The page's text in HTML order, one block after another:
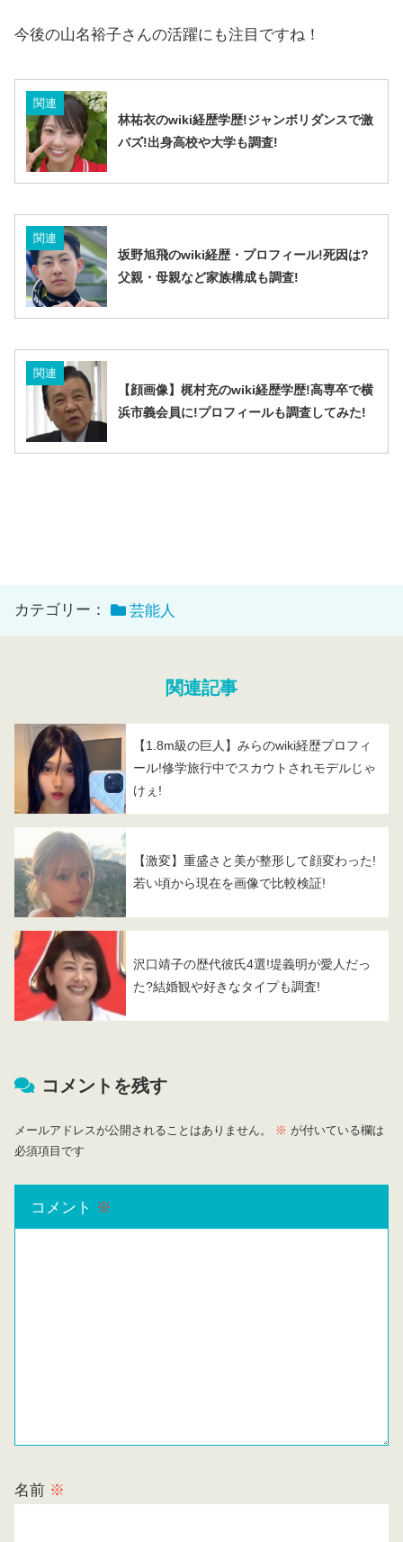
今後の山名裕子さんの活躍にも注目ですね！
関連
林祐衣のwiki経歴学歴!ジャンボリダンスで激
バズ!出身高校や大学も調査!
関連
坂野旭飛のwiki経歴・プロフィール!死因は?
父親・母親など家族構成も調査!
関連
【顔画像】梶村充のwiki経歴学歴!高専卒で横
浜市義会員に!プロフィールも調査してみた!
カテゴリー： 芸能人
関連記事
【1.8m級の巨人】みらのwiki経歴プロフィ
ール!修学旅行中でスカウトされモデルじゃ
けぇ!
【激変】重盛さと美が整形して顔変わった!
若い頃から現在を画像で比較検証!
沢口靖子の歴代彼氏4選!堤義明が愛人だっ
た?結婚観や好きなタイプも調査!
コメントを残す
メールアドレスが公開されることはありません。 ※ が付いている欄は
必須項目です
コメント ※
名前 ※